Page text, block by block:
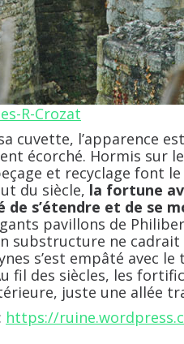
cuvette, l’apparence
écorché. Hormis sur
et recyclage font
du siècle, la fortune
de s’étendre et de se
pavillons de
substructure ne cadrait
s’est empâté avec
fil des siècles, les
juste une allée
https://